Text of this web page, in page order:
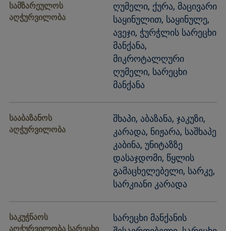
სამზარეულოს
აღჭურვილობა
ღუმელი, ქურა, მაცივარი
საყინულით, საყინულე,
ავეჯი, ჭურჭლის სარეცხი
მანქანა,
მიკროტალღური
ღუმელი, სარეცხი
მანქანა
სააბაზანოს
აღჭურვილობა
შხაპი, აბაზანა, ჯაკუზი,
კარადა, ნიჟარა, საშხაპე
კაბინა, უნიტაზზე
დასაჯდომი, წყლის
გამაცხელებელი, სარკე,
სარკიანი კარადა
საკუჭნაოს
სარეცხი მანქანის